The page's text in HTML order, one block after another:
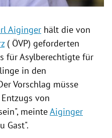
Aiginger hält die von
( ÖVP) geforderten
für Asylberechtigte für
in den
Vorschlag müsse
von
meinteAiginger
Gast".